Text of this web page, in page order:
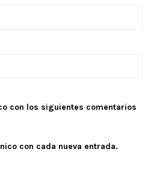
con los siguientes comentarios
con cada nueva entrada.